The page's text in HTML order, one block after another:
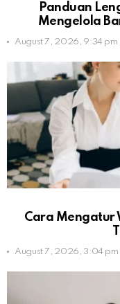
Panduan
Mengelola
August 7, 2026, 9:34 pm
Cara Mengatur
August 7, 2026, 3:04 pm